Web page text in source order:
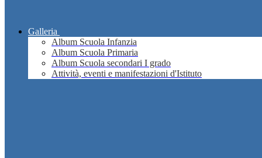
Galleria
Album Scuola Infanzia
Album Scuola Primaria
Album Scuola secondari I grado
Attività, eventi e manifestazioni d'Istituto